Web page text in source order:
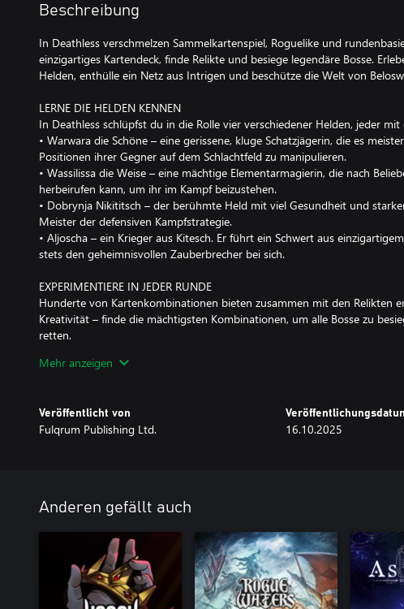
Beschreibung
In Deathless verschmelzen Sammelkartenspiel, Roguelike und
einzigartiges Kartendeck, finde Relikte und besiege legendäre Bosse.
Helden, enthülle ein Netz aus Intrigen und beschütze die Welt von
LERNE DIE HELDEN KENNEN
In Deathless schlüpfst du in die Rolle vier verschiedener Helden, jeder mit
• Warwara die Schöne – eine gerissene, kluge Schatzjägerin, die es
Positionen ihrer Gegner auf dem Schlachtfeld zu manipulieren.
• Wassilissa die Weise – eine mächtige Elementarmagierin, die nach
herbeirufen kann, um ihr im Kampf beizustehen.
• Dobrynja Nikititsch – der berühmte Held mit viel Gesundheit und
Meister der defensiven Kampfstrategie.
• Aljoscha – ein Krieger aus Kitesch. Er führt ein Schwert aus
stets den geheimnisvollen Zauberbrecher bei sich.
EXPERIMENTIERE IN JEDER RUNDE
Hunderte von Kartenkombinationen bieten zusammen mit den Relikten
Kreativität – finde die mächtigsten Kombinationen, um alle Bosse zu
retten.
WÄHLE DEINEN WEG
wertvoller die Belohnung.
Jede Reise führt dich über eigene Wege.
erfahren.
Mehr anzeigen
Veröffentlicht von
Fulqrum Publishing Ltd. 16.10.2025
Anderen gefällt auch